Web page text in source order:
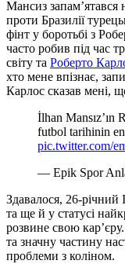
Мансиз
проти Бразилії
фінт у боротьбі з
часто робив під час
світу та Роберто
хто мене впізнає,
Карлос сказав мені,
İlhan Mansız’ın
futbol tarihinin
pic.twitter.com/
— Epik Spor
Здавалося, 26-річний
та ще й у статусі
розвине свою
та значну частину
проблеми з коліном.